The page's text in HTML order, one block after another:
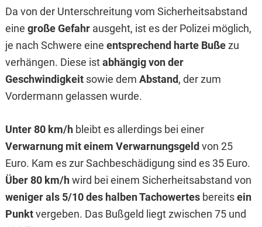
Da von der Unterschreitung vom Sicherheitsabstand
eine große Gefahrausgeht, ist es der Polizei möglich,
je nach Schwere eine entsprechend harte Bußezu
verhängen. Diese istabhängig von der
Geschwindigkeitsowie dem Abstand, der zum
Vordermann gelassen wurde.
Unter 80 km/hbleibt es allerdings bei einer
Verwarnung mit einem Verwarnungsgeld von 25
Euro. Kam es zur Sachbeschädigung sind es 35 Euro.
Über 80 km/hwird bei einem Sicherheitsabstand von
weniger als 5/10 des halben Tachowertesbereitsein
Punktvergeben. Das Bußgeld liegt zwischen 75 und